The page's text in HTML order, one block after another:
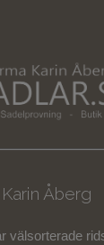
Åberg
välsorterade